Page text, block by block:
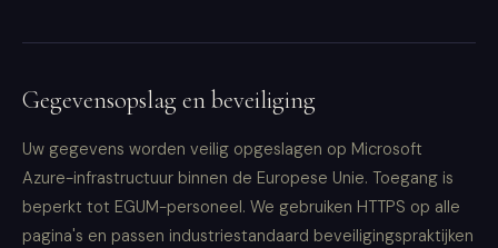
Gegevensopslag en beveiliging
Uw gegevens worden veilig opgeslagen op Microsoft
Azure-infrastructuur binnen de Europese Unie. Toegang is
beperkt tot EGUM-personeel. We gebruiken HTTPS op alle
pagina's en passen industriestandaard beveiligingspraktijken